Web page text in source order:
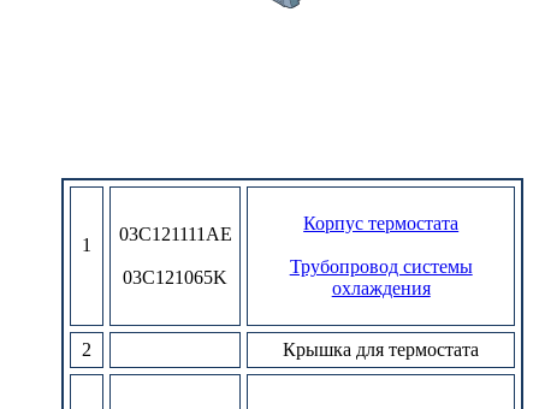
1
03C121111AE
03C121065K
Корпус термостата
Трубопровод системы
охлаждения
2 Крышка для термостата